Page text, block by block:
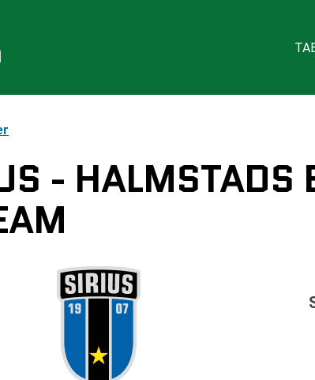
- HALMSTADS